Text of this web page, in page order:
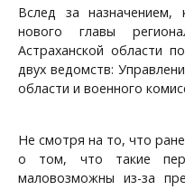
Вслед за
нового главы
Астраханской области
двух ведомств:
области и военного
Не смотря на то, что
о том, что такие
маловозможны из-за